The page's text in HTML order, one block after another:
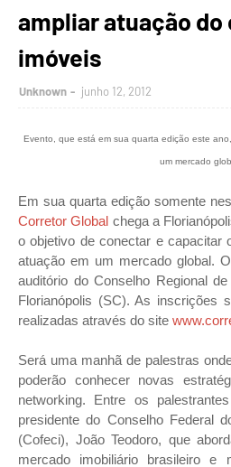
ampliar atuação
imóveis
Unknown junho 12, 2012
Evento, que está em sua quarta edição este
um mercado
Em sua quarta edição somente
Corretor Global chega a
o objetivo de conectar e capacitar
atuação em um mercado global.
auditório do Conselho Regional
Florianópolis (SC). As inscrições
realizadas através do site
Será uma manhã de palestras
poderão conhecer novas
networking. Entre os
presidente do Conselho Federal
(Cofeci), João Teodoro, que
mercado imobiliário brasileiro e